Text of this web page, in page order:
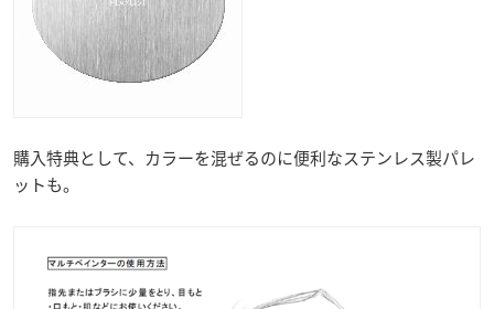
購入特典として、カラーを混ぜるのに便利なステンレス製パレ
ットも。